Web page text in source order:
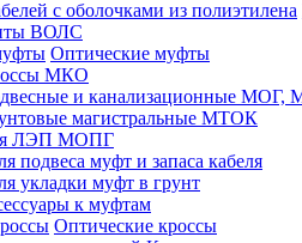
ВОЛС
Оптические муфты
МКО
и канализационные
магистральные МТОК
ЛЭП МОПГ
подвеса муфт и запаса кабеля
укладки муфт в грунт
к муфтам
Оптические кроссы